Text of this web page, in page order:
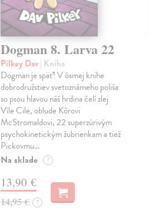
Dogman 8. Larva 22
Pilkey Dav| Kniha
Dogman je späť! V ôsmej knihe
dobrodružstiev svetoznámeho poliša
so psou hlavou náš hrdina čelí zlej
Víle Cile, oblude Kôrovi
McStromaldovi, 22 superzúrivým
psychokinetickým žubrienkam a tiež
Pickovmu…
Na sklade ?
13,90 €
14,95 € ?